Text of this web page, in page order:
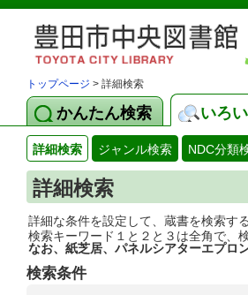
トップページ > 詳細検索
かんたん検索 いろ
詳細検索 ジャンル検索 NDC分類
詳細検索
詳細な条件を設定して、蔵書を検索す
検索キーワード１と２と３は全角で、
なお、紙芝居、パネルシアターエプロ
検索条件